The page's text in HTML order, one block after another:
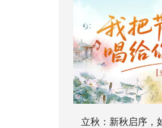
立秋：新秋启序，